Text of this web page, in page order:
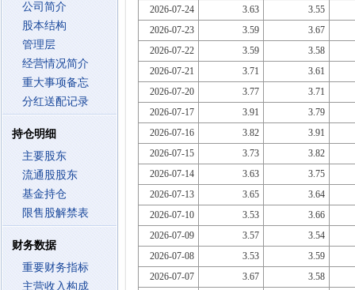
公司简介
股本结构
管理层
经营情况简介
重大事项备忘
分红送配记录
持仓明细
主要股东
流通股股东
基金持仓
限售股解禁表
财务数据
重要财务指标
主营收入构成
2026-07-24
3.63
3.55
2026-07-23
3.59
3.67
2026-07-22
3.59
3.58
2026-07-21
3.71
3.61
2026-07-20
3.77
3.71
2026-07-17
3.91
3.79
2026-07-16
3.82
3.91
2026-07-15
3.73
3.82
2026-07-14
3.63
3.75
2026-07-13
3.65
3.64
2026-07-10
3.53
3.66
2026-07-09
3.57
3.54
2026-07-08
3.53
3.59
2026-07-07
3.67
3.58